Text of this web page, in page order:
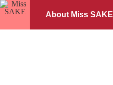
About Miss SAKE